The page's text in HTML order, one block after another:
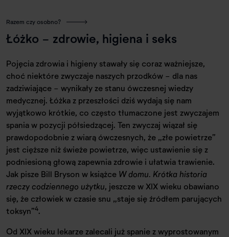
Razem czy osobno?
Łóżko - zdrowie, higiena i seks
Pojęcia zdrowia i higieny stawały się coraz ważniejsze,
choć niektóre zwyczaje naszych przodków - dla nas
zadziwiające - wynikały ze stanu ówczesnej wiedzy
medycznej. Łóżka z przeszłości dziś wydają się nam
wyjątkowo krótkie, co często tłumaczone jest zwyczajem
spania w pozycji półsiedzącej. Ten zwyczaj wiązał się
prawdopodobnie z wiarą ówczesnych, że „złe powietrze”
jest cięższe niż świeże powietrze, więc ustawienie się z
podniesioną głową zapewnia zdrowie i ułatwia trawienie.
Jak pisze Bill Bryson w książce W domu. Krótka historia
rzeczy codziennego użytku, jeszcze w XIX wieku obawiano
się, że człowiek w czasie snu „staje się źródłem parujących
toksyn”4.
Od XIX wieku lekarze zalecali już spanie z wyprostowanym